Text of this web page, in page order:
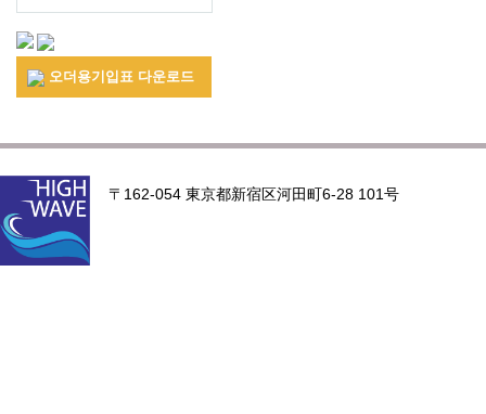
오더용기입표 다운로드
〒162-054 東京都新宿区河田町6-28 101号